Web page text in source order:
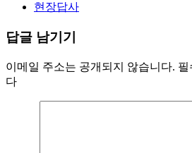
현장답사
답글 남기기
이메일 주소는 공개되지 않습니다. 필
다